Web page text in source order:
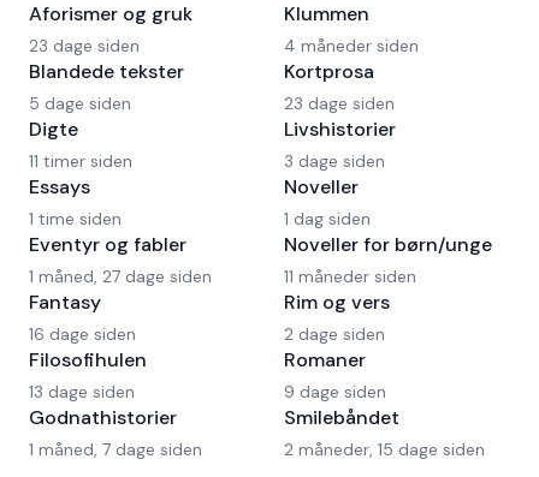
Aforismer og gruk
23 dage siden
Blandede tekster
5 dage siden
Digte
11 timer siden
Essays
1 time siden
Eventyr og fabler
1 måned, 27 dage siden
Fantasy
16 dage siden
Filosofihulen
13 dage siden
Godnathistorier
1 måned, 7 dage siden
Klummen
4 måneder siden
Kortprosa
23 dage siden
Livshistorier
3 dage siden
Noveller
1 dag siden
Noveller for børn/unge
11 måneder siden
Rim og vers
2 dage siden
Romaner
9 dage siden
Smilebåndet
2 måneder, 15 dage siden